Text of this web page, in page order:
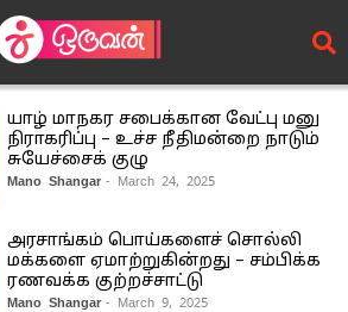
யாழ் மாநகர சபைக்கான வேட்பு மனு
நிராகரிப்பு – உச்ச நீதிமன்றை நாடும்
சுயேச்சைக் குழு
Mano Shangar - March 24, 2025
அரசாங்கம் பொய்களைச் சொல்லி
மக்களை ஏமாற்றுகின்றது – சம்பிக்க
ரணவக்க குற்றச்சாட்டு
Mano Shangar - March 9, 2025